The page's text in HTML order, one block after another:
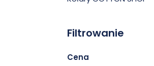
Filtrowanie
Cena